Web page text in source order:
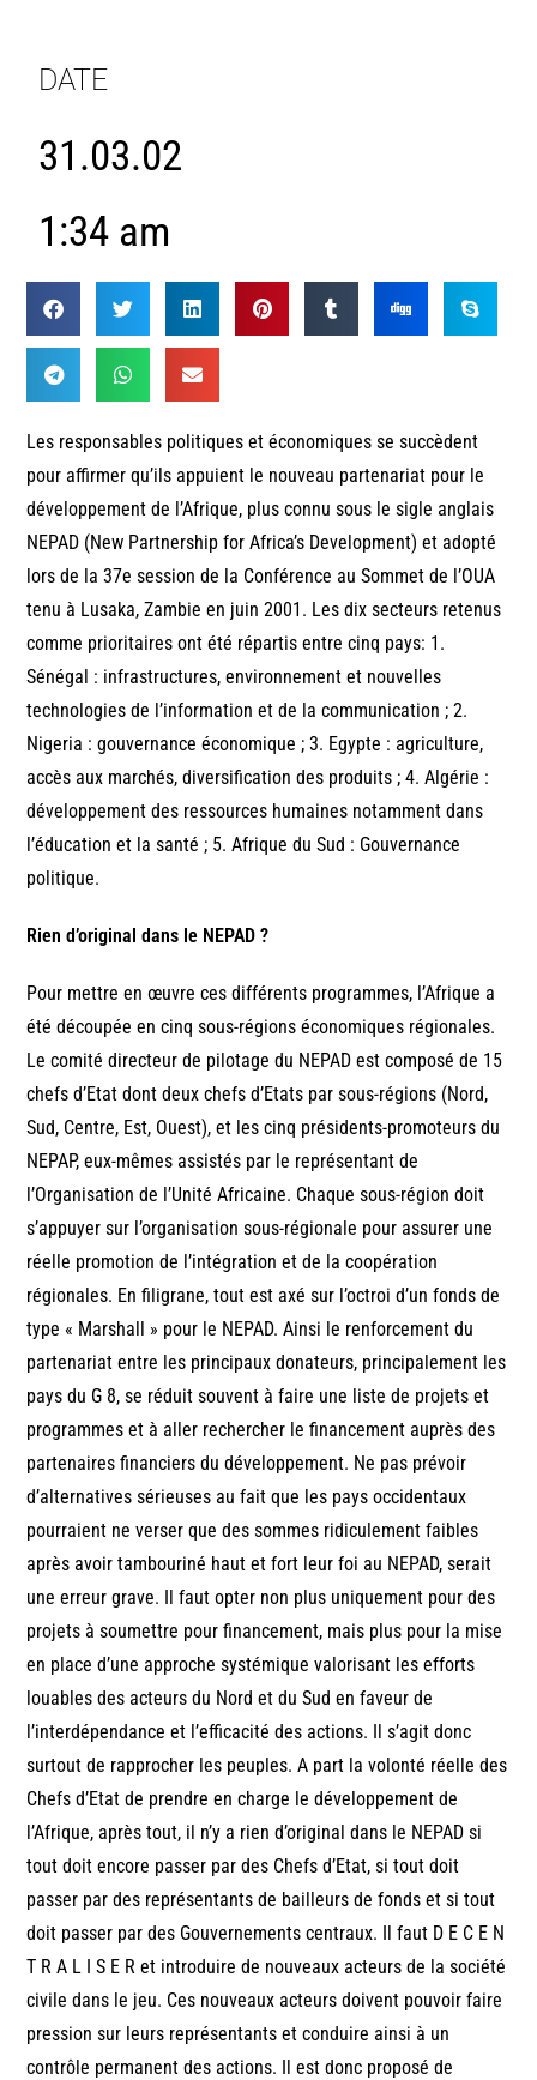
DATE
31.03.02
1:34 am
Les responsables politiques et économiques se succèdent
pour affirmer qu’ils appuient le nouveau partenariat pour le
développement de l’Afrique, plus connu sous le sigle anglais
NEPAD (New Partnership for Africa’s Development) et adopté
lors de la 37e session de la Conférence au Sommet de l’OUA
tenu à Lusaka, Zambie en juin 2001. Les dix secteurs retenus
comme prioritaires ont été répartis entre cinq pays: 1.
Sénégal : infrastructures, environnement et nouvelles
technologies de l’information et de la communication ; 2.
Nigeria : gouvernance économique ; 3. Egypte : agriculture,
accès aux marchés, diversification des produits ; 4. Algérie :
développement des ressources humaines notamment dans
l’éducation et la santé ; 5. Afrique du Sud : Gouvernance
politique.
Rien d’original dans le NEPAD ?
Pour mettre en œuvre ces différents programmes, l’Afrique a
été découpée en cinq sous-régions économiques régionales.
Le comité directeur de pilotage du NEPAD est composé de 15
chefs d’Etat dont deux chefs d’Etats par sous-régions (Nord,
Sud, Centre, Est, Ouest), et les cinq présidents-promoteurs du
NEPAP, eux-mêmes assistés par le représentant de
l’Organisation de l’Unité Africaine. Chaque sous-région doit
s’appuyer sur l’organisation sous-régionale pour assurer une
réelle promotion de l’intégration et de la coopération
régionales. En filigrane, tout est axé sur l’octroi d’un fonds de
type « Marshall » pour le NEPAD. Ainsi le renforcement du
partenariat entre les principaux donateurs, principalement les
pays du G 8, se réduit souvent à faire une liste de projets et
programmes et à aller rechercher le financement auprès des
partenaires financiers du développement. Ne pas prévoir
d’alternatives sérieuses au fait que les pays occidentaux
pourraient ne verser que des sommes ridiculement faibles
après avoir tambouriné haut et fort leur foi au NEPAD, serait
une erreur grave. Il faut opter non plus uniquement pour des
projets à soumettre pour financement, mais plus pour la mise
en place d’une approche systémique valorisant les efforts
louables des acteurs du Nord et du Sud en faveur de
l’interdépendance et l’efficacité des actions. Il s’agit donc
surtout de rapprocher les peuples. A part la volonté réelle des
Chefs d’Etat de prendre en charge le développement de
l’Afrique, après tout, il n’y a rien d’original dans le NEPAD si
tout doit encore passer par des Chefs d’Etat, si tout doit
passer par des représentants de bailleurs de fonds et si tout
doit passer par des Gouvernements centraux. Il faut D E C E N
T R A L I S E R et introduire de nouveaux acteurs de la société
civile dans le jeu. Ces nouveaux acteurs doivent pouvoir faire
pression sur leurs représentants et conduire ainsi à un
contrôle permanent des actions. Il est donc proposé de